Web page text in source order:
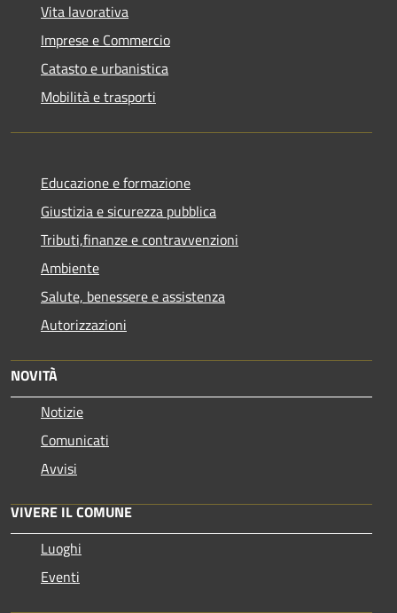
Vita lavorativa
Imprese e Commercio
Catasto e urbanistica
Mobilità e trasporti
Educazione e formazione
Giustizia e sicurezza pubblica
Tributi,finanze e contravvenzioni
Ambiente
Salute, benessere e assistenza
Autorizzazioni
NOVITÀ
Notizie
Comunicati
Avvisi
VIVERE IL COMUNE
Luoghi
Eventi